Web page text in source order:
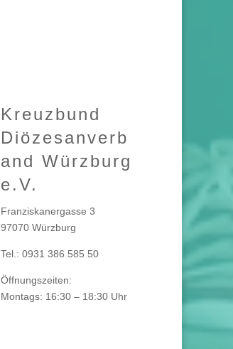
Kreuzbund
Diözesanverb
and Würzburg
e.V.
Franziskanergasse 3
97070 Würzburg
Tel.: 0931 386 585 50
Öffnungszeiten:
Montags: 16:30 – 18:30 Uhr